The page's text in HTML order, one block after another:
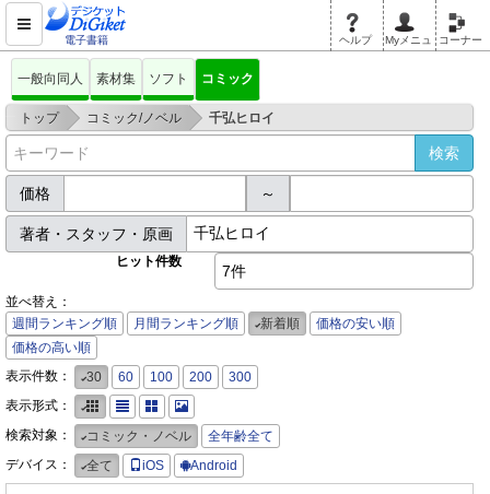
電子書籍 ヘルプ Myメニュ コーナー
一般向同人 素材集 ソフト コミック
トップ > コミック/ノベル > 千弘ヒロイ
価格 ～
著者・スタッフ・原画
ヒット件数
7件
並べ替え：
週間ランキング順
月間ランキング順 新着順
価格の安い順
価格の高い順
表示件数：
30 60 100 200
300
表示形式：
検索対象：
コミック・ノベル
全年齢全て
デバイス：
全て iOS Android